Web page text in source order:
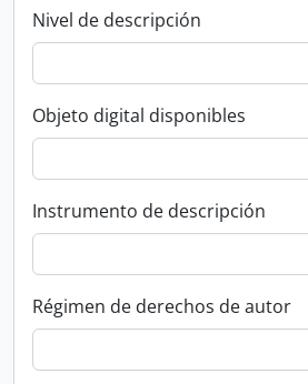
Nivel de descripción
Objeto digital disponibles
Instrumento de descripción
Régimen de derechos de autor